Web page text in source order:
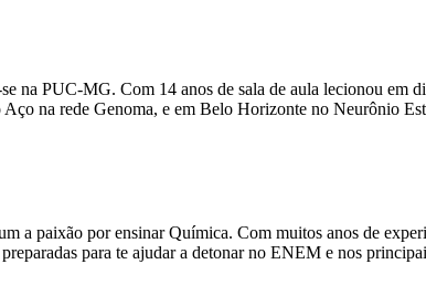
na PUC-MG. Com 14 anos de sala de aula lecionou em
na rede Genoma, e em Belo Horizonte no Neurônio
a paixão por ensinar Química. Com muitos anos de
para te ajudar a detonar no ENEM e nos